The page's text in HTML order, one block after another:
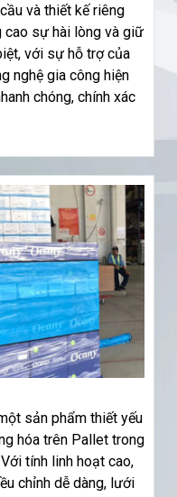
và thiết kế riêng
cao sự hài lòng và giữ
với sự hỗ trợ của
nghệ gia công hiện
chóng, chính xác
sản phẩm thiết yếu
hóa trên Pallet trong
tính linh hoạt cao,
chỉnh dễ dàng, lưới